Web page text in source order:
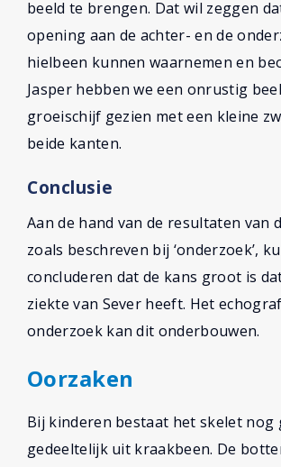
beeld te brengen. Dat wil zeggen
opening aan de achter- en de
hielbeen kunnen waarnemen en
Jasper hebben we een onrustig
groeischijf gezien met een kleine
beide kanten.
Conclusie
Aan de hand van de resultaten van
zoals beschreven bij ‘onderzoek’,
concluderen dat de kans groot is
ziekte van Sever heeft. Het
onderzoek kan dit onderbouwen.
Oorzaken
Bij kinderen bestaat het skelet nog
gedeeltelijk uit kraakbeen. De